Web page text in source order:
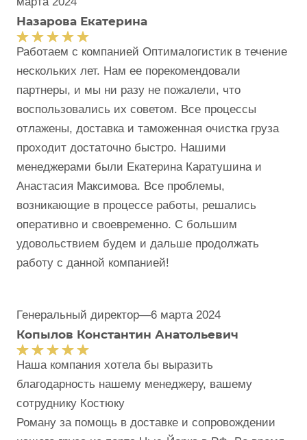
Назарова Екатерина
Работаем с компанией Оптималогистик в течение
нескольких лет. Нам ее порекомендовали
партнеры, и мы ни разу не пожалели, что
воспользовались их советом. Все процессы
отлажены, доставка и таможенная очистка груза
проходит достаточно быстро. Нашими
менеджерами были Екатерина Каратушина и
Анастасия Максимова. Все проблемы,
возникающие в процессе работы, решались
оперативно и своевременно. С большим
удовольствием будем и дальше продолжать
работу с данной компанией!
Генеральный директор—6 марта 2024
Копылов Константин Анатольевич
Наша компания хотела бы выразить
благодарность нашему менеджеру, вашему
сотруднику Костюку
Роману за помощь в доставке и сопровождении